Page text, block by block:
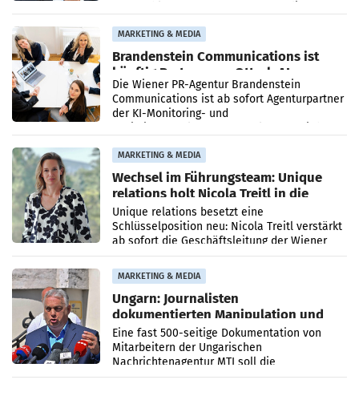
MARKETING & MEDIA
Brandenstein Communications ist
künftig Partner von OtterlyAI
Die Wiener PR-Agentur Brandenstein
Communications ist ab sofort Agenturpartner
der KI-Monitoring- und
MARKETING & MEDIA
Wechsel im Führungsteam: Unique
relations holt Nicola Treitl in die
Geschäftsleitung
Unique relations besetzt eine
Schlüsselposition neu: Nicola Treitl verstärkt
ab sofort die Geschäftsleitung der Wiener
PR-Agentur an der Seite von Josef Kalina und
Anna Kalina-Mahr.
MARKETING & MEDIA
Ungarn: Journalisten
dokumentierten Manipulation und
Zensur
Eine fast 500-seitige Dokumentation von
Mitarbeitern der Ungarischen
Nachrichtenagentur MTI soll die
systematische Nachrichten-Manipulation und